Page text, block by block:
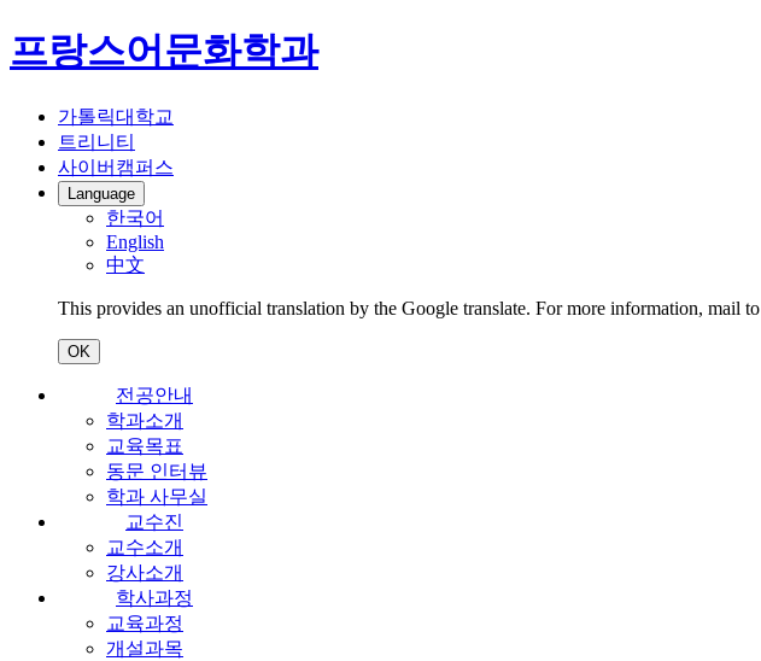
프랑스어문화학과
가톨릭대학교
트리니티
사이버캠퍼스
Language
한국어
English
中文
This provides an unofficial translation by the Google translate. For more information, mail to
OK
전공안내
학과소개
교육목표
동문 인터뷰
학과 사무실
교수진
교수소개
강사소개
학사과정
교육과정
개설과목